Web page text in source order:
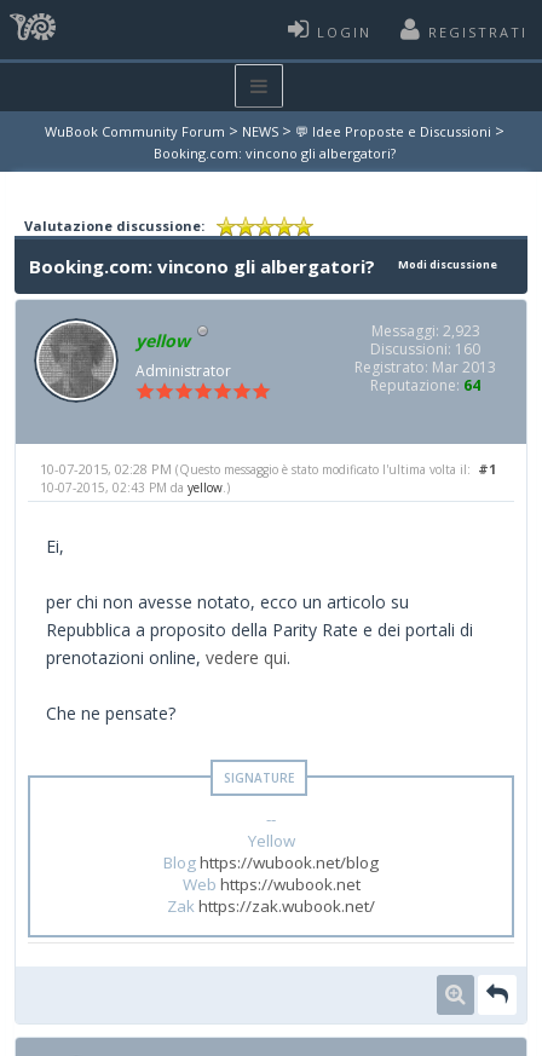
LOGIN REGISTRATI
WuBook Community Forum > NEWS > 💬 Idee Proposte e Discussioni >
Booking.com: vincono gli albergatori?
Valutazione discussione:
Modi discussione
Booking.com: vincono gli albergatori?
yellow
Administrator
Messaggi: 2,923
Discussioni: 160
Registrato: Mar 2013
Reputazione: 64
#1
10-07-2015, 02:28 PM (Questo messaggio è stato modificato l'ultima volta il:
10-07-2015, 02:43 PM da yellow .)
Ei,
per chi non avesse notato, ecco un articolo su
Repubblica a proposito della Parity Rate e dei portali di
prenotazioni online, vedere qui.
Che ne pensate?
--
Yellow
Bloghttps://wubook.net/blog
Web https://wubook.net
Zakhttps://zak.wubook.net/